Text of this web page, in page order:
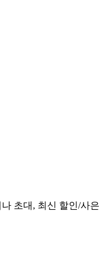
초대, 최신 할인/사